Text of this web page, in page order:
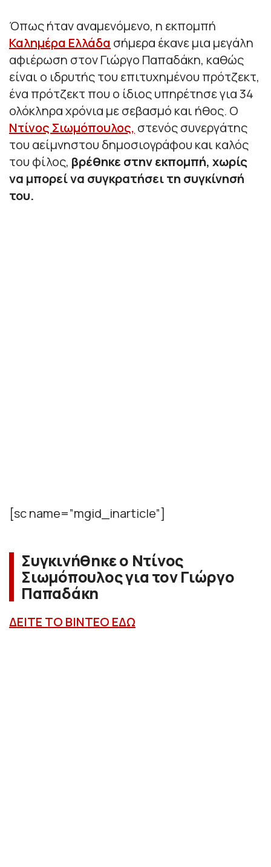
Όπως ήταν αναμενόμενο, η εκπομπή
Καλημέρα Ελλάδα σήμερα έκανε μια μεγάλη
αφιέρωση στον Γιώργο Παπαδάκη, καθώς
είναι ο ιδρυτής του επιτυχημένου πρότζεκτ,
ένα πρότζεκτ που ο ίδιος υπηρέτησε για 34
ολόκληρα χρόνια με σεβασμό και ήθος. Ο
Ντίνος Σιωμόπουλος, στενός συνεργάτης
του αείμνηστου δημοσιογράφου και καλός
του φίλος, βρέθηκε στην εκπομπή, χωρίς
να μπορεί να συγκρατήσει τη συγκίνησή
του.
[sc name=”mgid_inarticle”]
Συγκινήθηκε ο Ντίνος
Σιωμόπουλος για τον Γιώργο
Παπαδάκη
ΔΕΙΤΕ ΤΟ ΒΙΝΤΕΟ ΕΔΩ